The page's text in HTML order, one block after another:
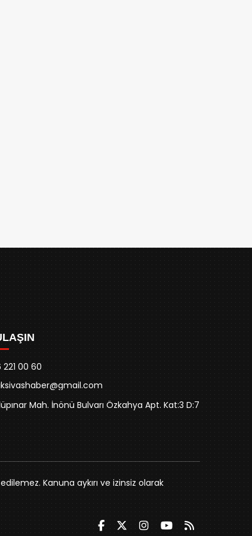
00 60
Mah. İnönü Bulvarı Özkahya Apt. Kat:3 D:7
Kanuna aykırı ve izinsiz olarak